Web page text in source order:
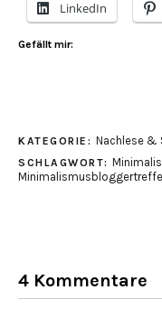
LinkedIn
Gefällt mir:
KATEGORIE: Nachlese &
SCHLAGWORT:
4 Kommentare